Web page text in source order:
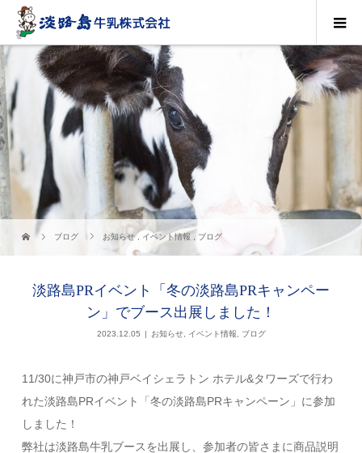
ブログ お知らせ , イベント情報 ブログ
淡路島PRイベント「冬の淡路島PRキャンペー
ン」でブース出展しました！
2023.12.05 お知らせ, イベント情報 ブログ
11/30に神戸市の神戸ベイシェラトン ホテル&タワーズで行わ
れた淡路島PRイベント「冬の淡路島PRキャンペーン」に参加
しました！
弊社は淡路島牛乳ブースを出展し、参加者の皆さまに商品説明